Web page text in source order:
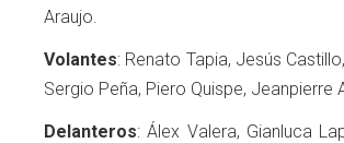
Araujo.
Volantes: Renato Tapia, Jesús
Sergio Peña, Piero Quispe,
Delanteros: Álex Valera, Gianluca